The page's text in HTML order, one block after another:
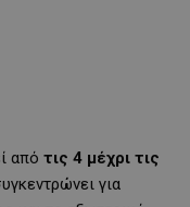
από τις 4 μέχρι τις
για